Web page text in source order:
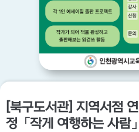
[북구도서관] 지역서점
정「작게 여행하는 사람」